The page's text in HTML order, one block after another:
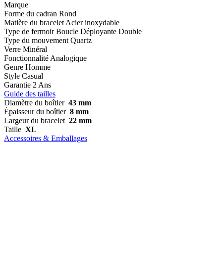
Marque
Forme du cadran Rond
Matière du bracelet Acier inoxydable
Type de fermoir Boucle Déployante Double
Type du mouvement Quartz
Verre Minéral
Fonctionnalité Analogique
Genre Homme
Style Casual
Garantie 2 Ans
Guide des tailles
Diamètre du boîtier 43 mm
Épaisseur du boîtier 8 mm
Largeur du bracelet 22 mm
Taille XL
Accessoires & Emballages